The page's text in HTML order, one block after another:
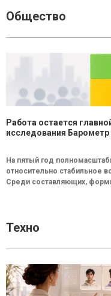
Общество
Работа остается
исследования
На пятый год
относительно стабильное
Среди составляющих,
Техно